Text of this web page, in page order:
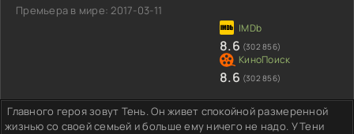
Премьера в мире: 2017-03-11
8.6 (302 856)
8.6 (302 856)
Главного героя зовут Тень. Он живет спокойной размеренной
жизнью со своей семьей и больше ему ничего не надо. У Тени